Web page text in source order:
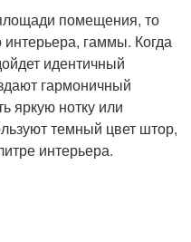
помещения, то
гаммы. Когда
идентичный
гармоничный
яркую нотку или
темный цвет штор,
интерьера.